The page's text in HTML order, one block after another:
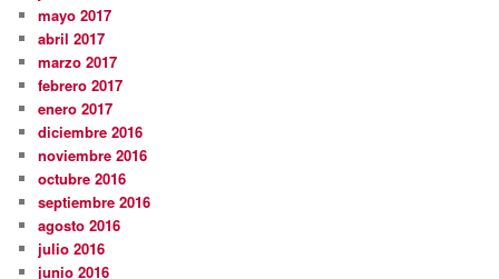
mayo 2017
abril 2017
marzo 2017
febrero 2017
enero 2017
diciembre 2016
noviembre 2016
octubre 2016
septiembre 2016
agosto 2016
julio 2016
junio 2016